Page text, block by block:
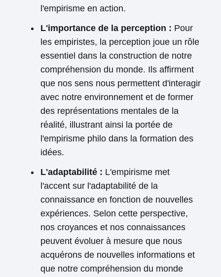
l'empirisme en action.
L'importance de la perception : Pour
les empiristes, la perception joue un rôle
essentiel dans la construction de notre
compréhension du monde. Ils affirment
que nos sens nous permettent d'interagir
avec notre environnement et de former
des représentations mentales de la
réalité, illustrant ainsi la portée de
l'empirisme philo dans la formation des
idées.
L'adaptabilité : L'empirisme met
l'accent sur l'adaptabilité de la
connaissance en fonction de nouvelles
expériences. Selon cette perspective,
nos croyances et nos connaissances
peuvent évoluer à mesure que nous
acquérons de nouvelles informations et
que notre compréhension du monde